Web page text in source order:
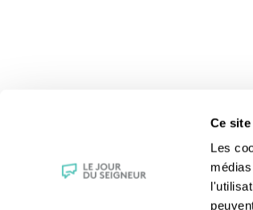
Ce
Les
La messe
Magazine Le Jour du Seigneur